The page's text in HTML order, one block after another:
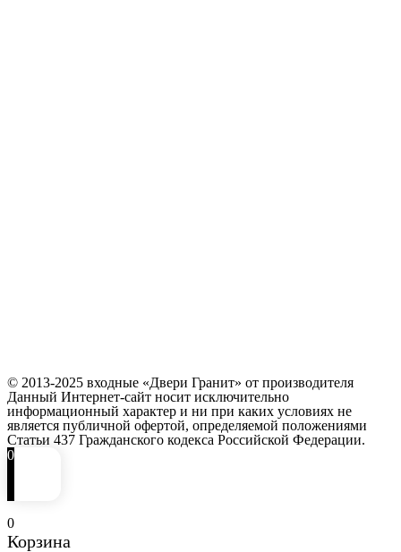
© 2013-2025 входные «Двери Гранит» от производителя
Данный Интернет-сайт носит исключительно
информационный характер и ни при каких условиях не
является публичной офертой, определяемой положениями
Статьи 437 Гражданского кодекса Российской Федерации.
0
0
Корзина